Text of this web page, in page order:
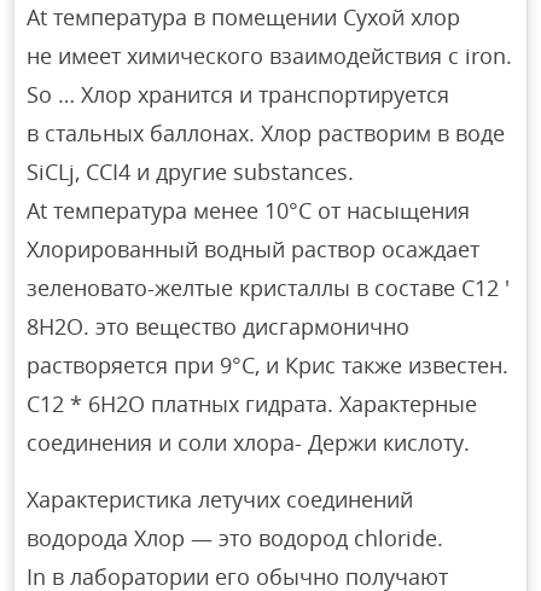
At температура в помещении Сухой хлор
не имеет химического взаимодействия с iron.
So … Хлор хранится и транспортируется
в стальных баллонах. Хлор растворим в воде
SiCLj, CCI4 и другие substances.
At температура менее 10°C от насыщения
Хлорированный водный раствор осаждает
зеленовато-желтые кристаллы в составе C12 ′
8H2O. это вещество дисгармонично
растворяется при 9°C, и Крис также известен.
С12 * 6Н2О платных гидрата. Характерные
соединения и соли хлора- Держи кислоту.
Характеристика летучих соединений
водорода Хлор — это водород chloride.
In в лаборатории его обычно получают